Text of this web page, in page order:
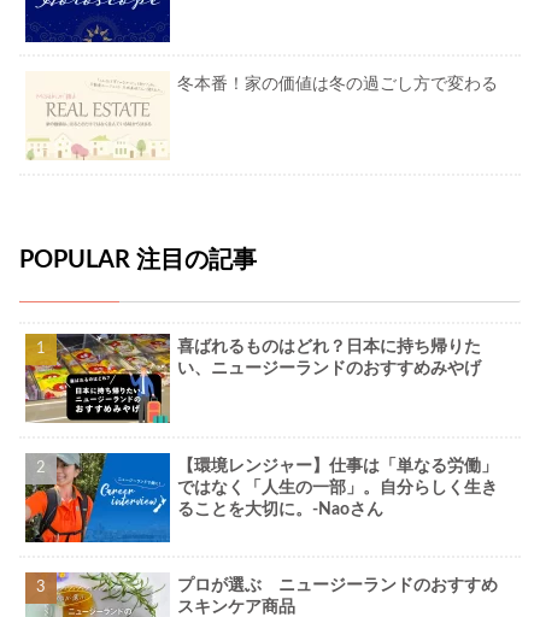
冬本番！家の価値は冬の過ごし方で変わる
POPULAR 注目の記事
喜ばれるものはどれ？日本に持ち帰りた
い、ニュージーランドのおすすめみやげ
【環境レンジャー】仕事は「単なる労働」
ではなく「人生の一部」。自分らしく生き
ることを大切に。-Naoさん
プロが選ぶ ニュージーランドのおすすめ
スキンケア商品